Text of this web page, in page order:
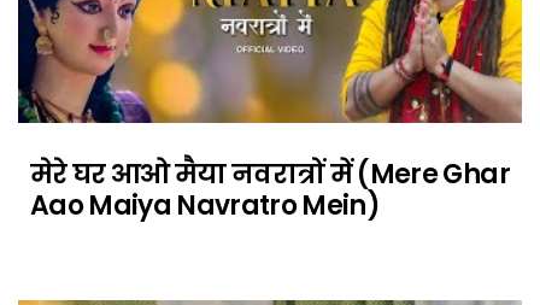
मेरे घर आओ मैया नवरात्रों में (Mere Ghar
Aao Maiya Navratro Mein)